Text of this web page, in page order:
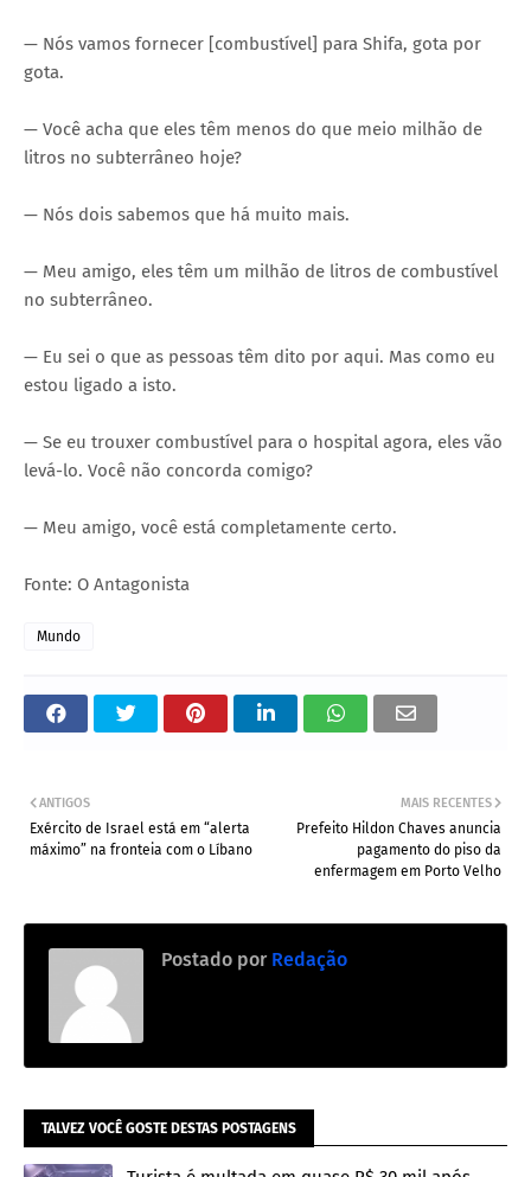
— Nós vamos fornecer [combustível] para Shifa, gota por
gota.
— Você acha que eles têm menos do que meio milhão de
litros no subterrâneo hoje?
— Nós dois sabemos que há muito mais.
— Meu amigo, eles têm um milhão de litros de combustível
no subterrâneo.
— Eu sei o que as pessoas têm dito por aqui. Mas como eu
estou ligado a isto.
— Se eu trouxer combustível para o hospital agora, eles vão
levá-lo. Você não concorda comigo?
— Meu amigo, você está completamente certo.
Fonte: O Antagonista
Mundo
MAIS RECENTES
Prefeito Hildon Chaves anuncia
pagamento do piso da
enfermagem em Porto Velho
ANTIGOS
Exército de Israel está em “alerta
máximo” na fronteia com o Líbano
Postado por Redação
TALVEZ VOCÊ GOSTE DESTAS POSTAGENS